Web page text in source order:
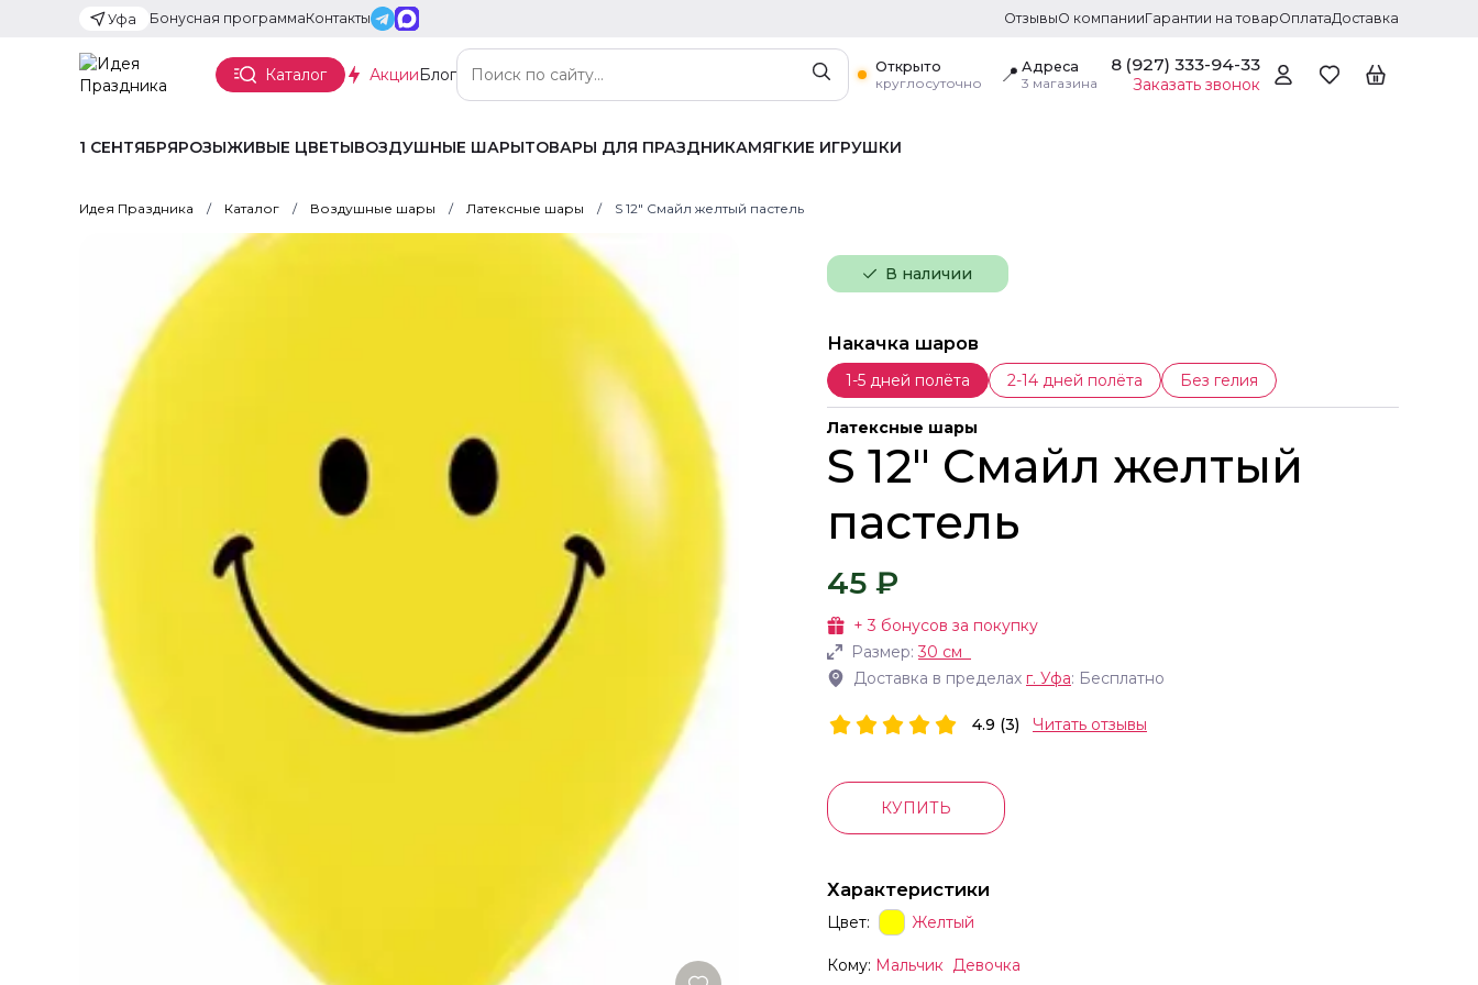
Уфа Бонусная программаКонтакты ОтзывыО компанииГарантии на товарОплатаДоставка
Каталог АкцииБлог
Открыто
круглосуточно
📍 Адреса
3 магазина
8 (927) 333-94-33
Заказать звонок
1 СЕНТЯБРЯРОЗЫЖИВЫЕ ЦВЕТЫВОЗДУШНЫЕ ШАРЫТОВАРЫ ДЛЯ ПРАЗДНИКАМЯГКИЕ ИГРУШКИ
Идея Праздника Каталог Воздушные шары Латексные шары S 12" Смайл желтый пастель
В наличии
Накачка шаров
1-5 дней полёта 2-14 дней полёта Без гелия
Латексные шары
S 12" Смайл желтый
пастель
45 ₽
+3 бонусов за покупку
Размер:30 см
Доставка в пределах г. Уфа: Бесплатно
4.9 (3) Читать отзывы
КУПИТЬ
Характеристики
Цвет: Желтый
Кому: Мальчик Девочка